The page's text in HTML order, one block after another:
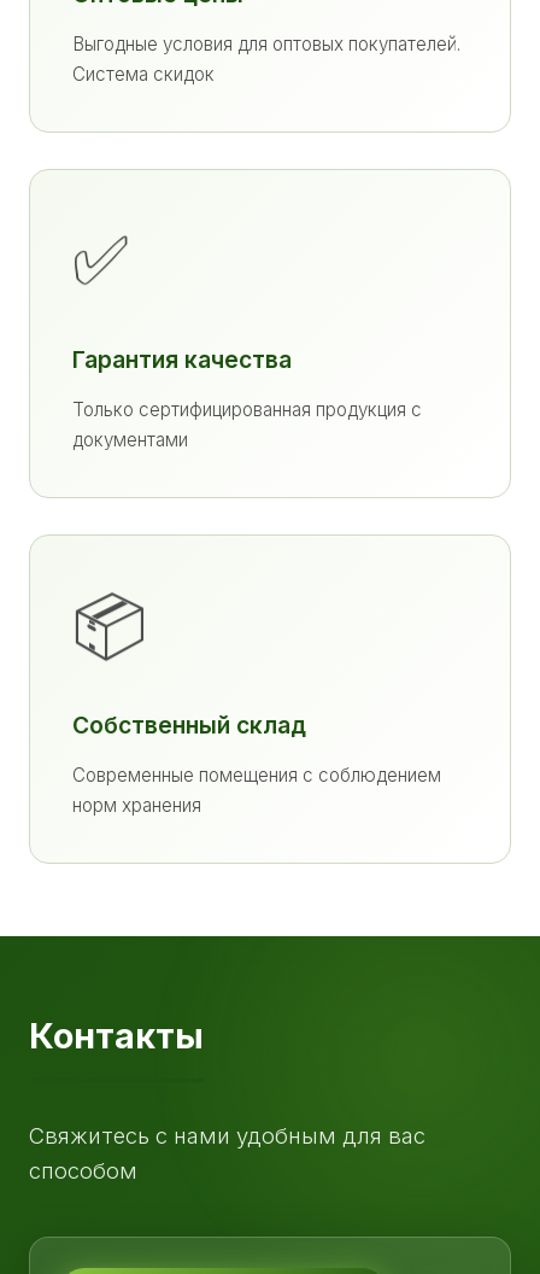
Выгодные условия для оптовых покупателей.
Система скидок
✅
Гарантия качества
Только сертифицированная продукция с
документами
📦
Собственный склад
Современные помещения с соблюдением
норм хранения
Контакты
Свяжитесь с нами удобным для вас
способом